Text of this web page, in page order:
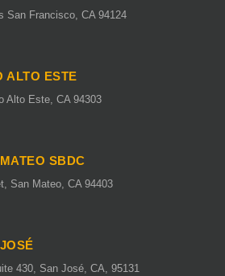
San Francisco, CA 94124
ALTO ESTE
Alto Este, CA 94303
SBDC
San Mateo, CA 94403
430, San José, CA, 95131